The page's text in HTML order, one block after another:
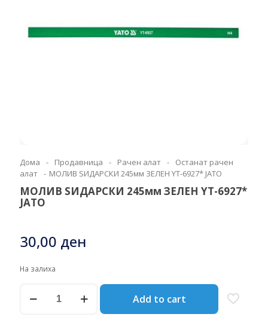
Дома - Продавница - Рачен алат -
Останат рачен
алат - МОЛИВ ЅИДАРСКИ 245мм ЗЕЛЕН YT-6927* ЈАТО
МОЛИВ ЅИДАРСКИ 245мм ЗЕЛЕН YT-6927*
ЈАТО
30,00 ден
На залиха
ЅИДАРСКИ
Add to cart